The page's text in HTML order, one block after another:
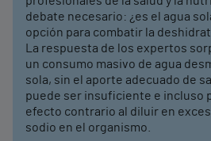
debate necesario: ¿es el agua
opción para combatir la
La respuesta de los expertos
un consumo masivo de agua
sola, sin el aporte adecuado de
puede ser insuficiente e incluso
efecto contrario al diluir en
sodio en el organismo.